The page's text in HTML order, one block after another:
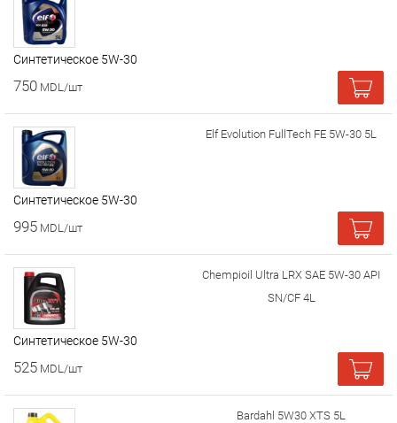
Cинтетическое 5W-30
750 MDL/шт
Elf Evolution FullTech FE 5W-30 5L
Cинтетическое 5W-30
995 MDL/шт
Chempioil Ultra LRX SAE 5W-30 API
SN/CF 4L
Cинтетическое 5W-30
525 MDL/шт
Bardahl 5W30 XTS 5L